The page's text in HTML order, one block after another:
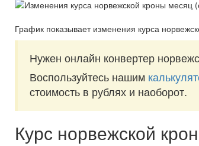
График показывает изменения курса
Нужен онлайн конвертер
Воспользуйтесь нашим
стоимость в рублях и наоборот.
Курс норвежской